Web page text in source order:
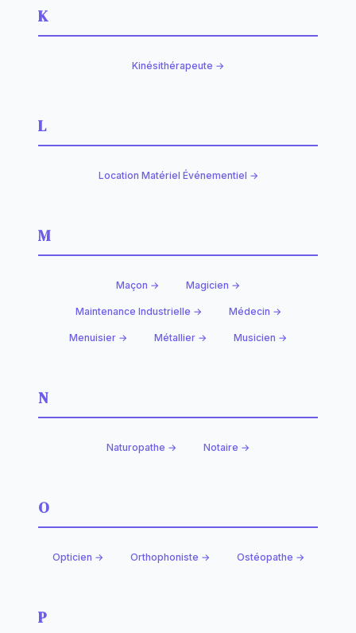
K
Kinésithérapeute →
L
Location Matériel Événementiel →
M
Maçon → Magicien →
Maintenance Industrielle → Médecin →
Menuisier → Métallier → Musicien →
N
Naturopathe → Notaire →
O
Opticien → Orthophoniste → Ostéopathe →
P